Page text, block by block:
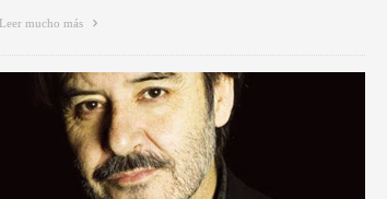
Leer mucho más